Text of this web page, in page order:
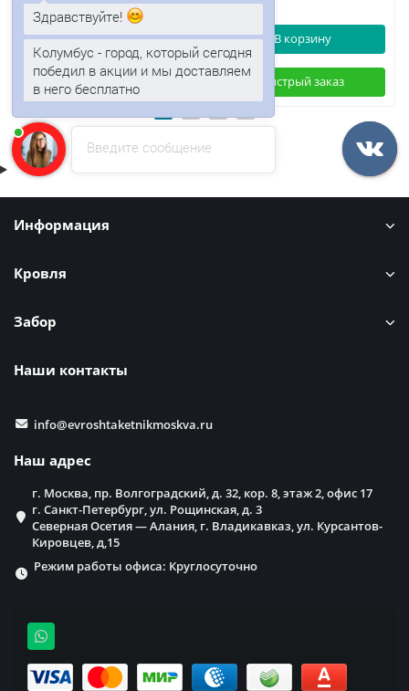
В корзину
Быстрый заказ
В корзину
Быстрый заказ
Информация
Кровля
Забор
Наши контакты
info@evroshtaketnikmoskva.ru
Наш адрес
г. Москва, пр. Волгоградский, д. 32, кор. 8, этаж 2, офис 17
г. Санкт-Петербург, ул. Рощинская, д. 3
Северная Осетия — Алания, г. Владикавказ, ул. Курсантов-
Кировцев, д,15
Режим работы офиса: Круглосуточно
Введите сообщение
Здравствуйте!
Колумбус - город, который сегодня
победил в акции и мы доставляем
в него бесплатно